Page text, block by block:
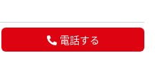
電話する